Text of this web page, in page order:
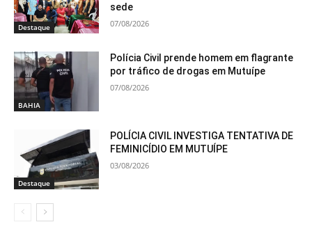
Destaque
sede
07/08/2026
BAHIA
Polícia Civil prende homem em flagrante
por tráfico de drogas em Mutuípe
07/08/2026
Destaque
POLÍCIA CIVIL INVESTIGA TENTATIVA DE
FEMINICÍDIO EM MUTUÍPE
03/08/2026